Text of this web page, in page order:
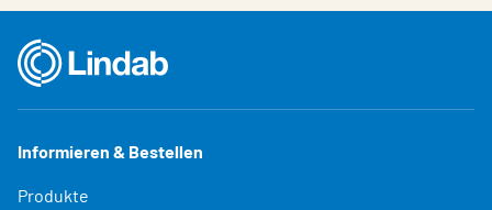
Informieren & Bestellen
Produkte